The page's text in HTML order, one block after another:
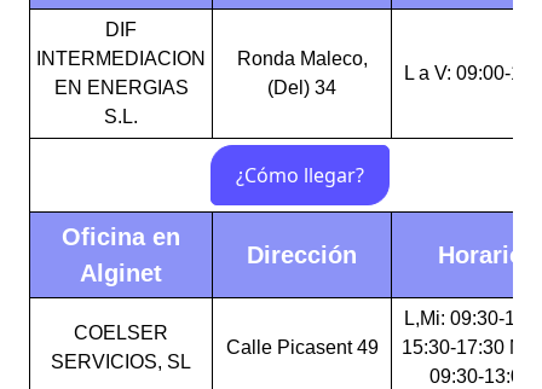
DIF
INTERMEDIACION
EN ENERGIAS
S.L.
Ronda Maleco,
(Del) 34
L a V: 09:00-
Oficina en
Alginet
Dirección Horario
COELSER
SERVICIOS, SL
Calle Picasent 49
L,Mi: 09:30-
15:30-17:30
09:30-13:00